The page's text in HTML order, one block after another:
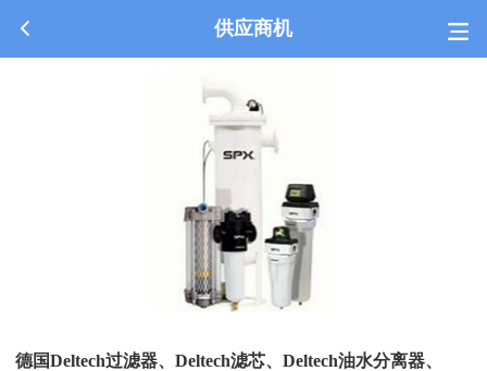
供应商机
德国Deltech过滤器、Deltech滤芯、Deltech油水分离器、